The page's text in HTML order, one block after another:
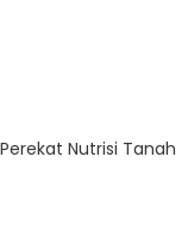
Perekat Nutrisi Tanah